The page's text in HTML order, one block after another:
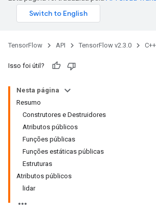
TensorFlow API TensorFlow v2.3.0 C++
Isso foi útil?
Nesta página
Resumo
Construtores e Destruidores
Atributos públicos
Funções públicas
Funções estáticas públicas
Estruturas
Atributos públicos
lidar